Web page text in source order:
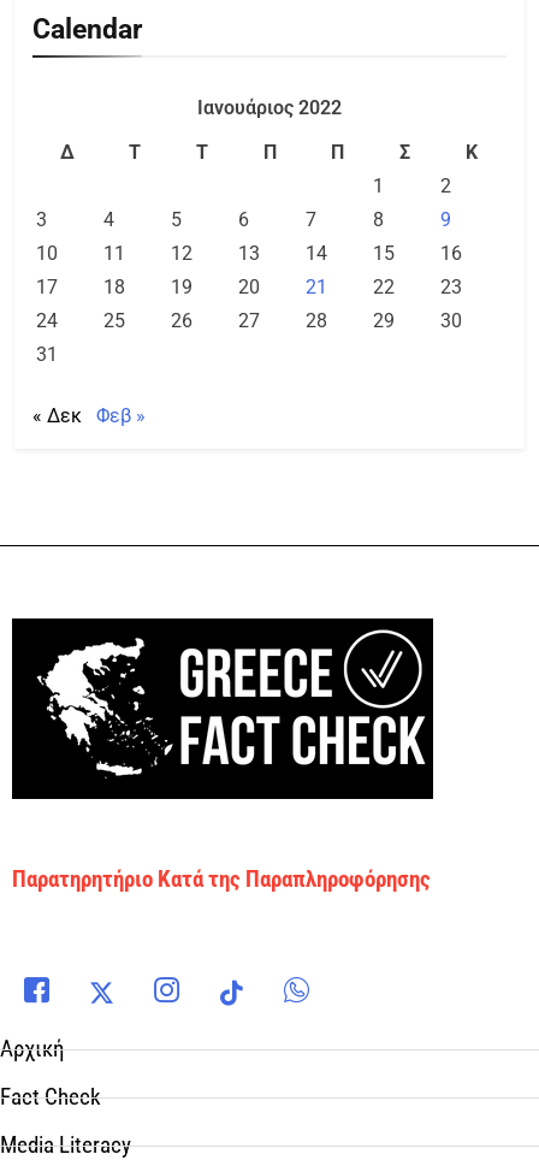
Calendar
Ιανουάριος 2022
Δ
Τ Τ Π Π Σ
Κ
1
2
3
4 5 6 7 8
9
10
11 12 13 14 15
16
17
18 19 20 21 22
23
24
25 26 27 28 29
30
31
« Δεκ Φεβ »
Παρατηρητήριο Κατά της Παραπληροφόρησης
Αρχική
Fact Check
Media Literacy